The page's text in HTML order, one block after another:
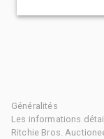
Généralités
Les informations
Ritchie Bros.